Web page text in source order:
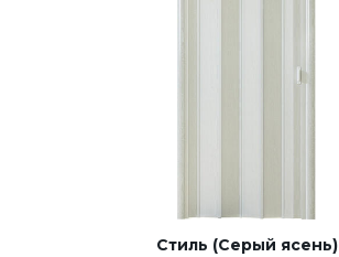
Стиль (Серый ясень)